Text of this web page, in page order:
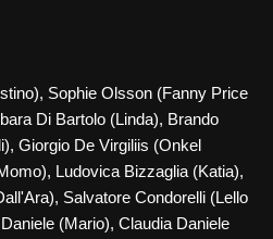
Sophie Olsson (Fanny Price
Di Bartolo (Linda), Brando
Giorgio De Virgiliis (Onkel
Ludovica Bizzaglia (Katia),
Salvatore Condorelli (Lello
(Mario), Claudia Daniele